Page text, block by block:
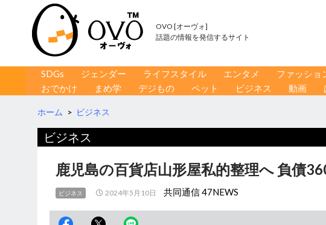
OVO [オーヴォ]
話題の情報を発信するサイト
コンテンツへ移動
SDGs ジェンダー ライフスタイル エンタメ ファッショ
おでかけ
まめ学 デジもの ペット ビジネス 動画
ホーム > ビジネス
ビジネス
鹿児島の百貨店山形屋私的整理へ 負債
ビジネス 2024年5月10日 共同通信 47NEWS